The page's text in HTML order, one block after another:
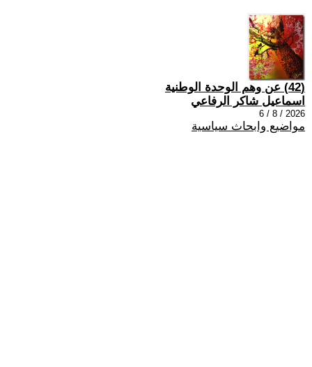
(42) عن وهم الوحدة الوطنية
اسماعيل شاكر الرفاعي
2026 / 8 / 6
مواضيع وابحاث سياسية